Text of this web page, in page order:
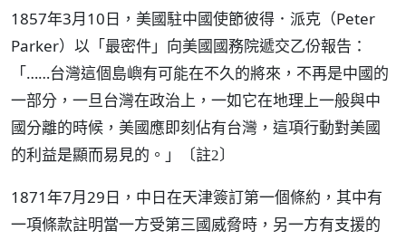
1857年3月10日，美國駐中國使節彼得．派克（Peter
Parker）以「最密件」向美國國務院遞交乙份報告：
「……台灣這個島嶼有可能在不久的將來，不再是中國的
一部分，一旦台灣在政治上，一如它在地理上一般與中
國分離的時候，美國應即刻佔有台灣，這項行動對美國
的利益是顯而易見的。」
〔註2〕
1871年7月29日，中日在天津簽訂第一個條約，其中有
一項條款註明當一方受第三國威脅時，另一方有支援的